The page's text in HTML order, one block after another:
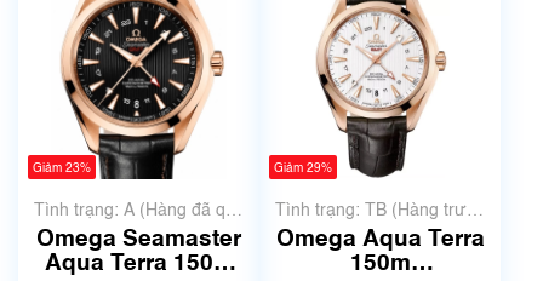
Giảm 23%
Tình trạng: A (Hàng đã qua
sử dụng nhưng rất đẹp,
không có xước)
Omega Seamaster
Aqua Terra 150M
Giảm 29%
Tình trạng: TB (Hàng trưng
bày, thanh lý)
Omega Aqua Terra
150m